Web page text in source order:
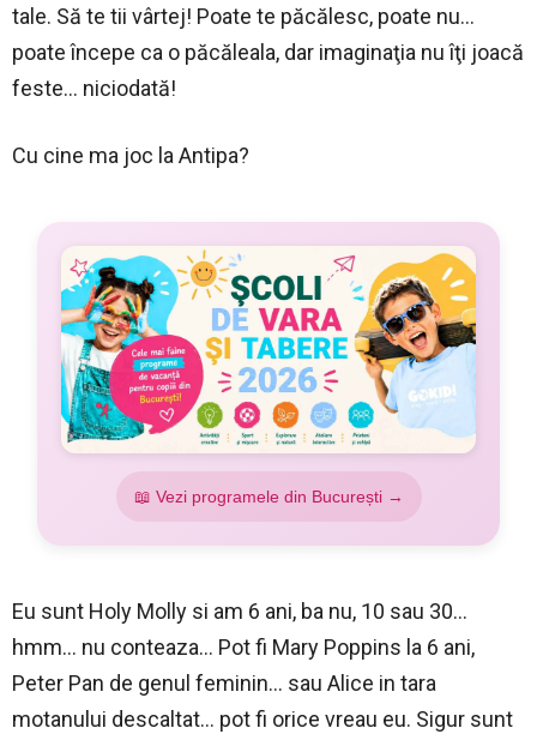
tale. Să te tii vârtej! Poate te păcălesc, poate nu…
poate începe ca o păcăleala, dar imaginaţia nu îţi joacă
feste… niciodată!
Cu cine ma joc la Antipa?
📖 Vezi programele din București →
Eu sunt Holy Molly si am 6 ani, ba nu, 10 sau 30…
hmm… nu conteaza… Pot fi Mary Poppins la 6 ani,
Peter Pan de genul feminin… sau Alice in tara
motanului descaltat… pot fi orice vreau eu. Sigur sunt